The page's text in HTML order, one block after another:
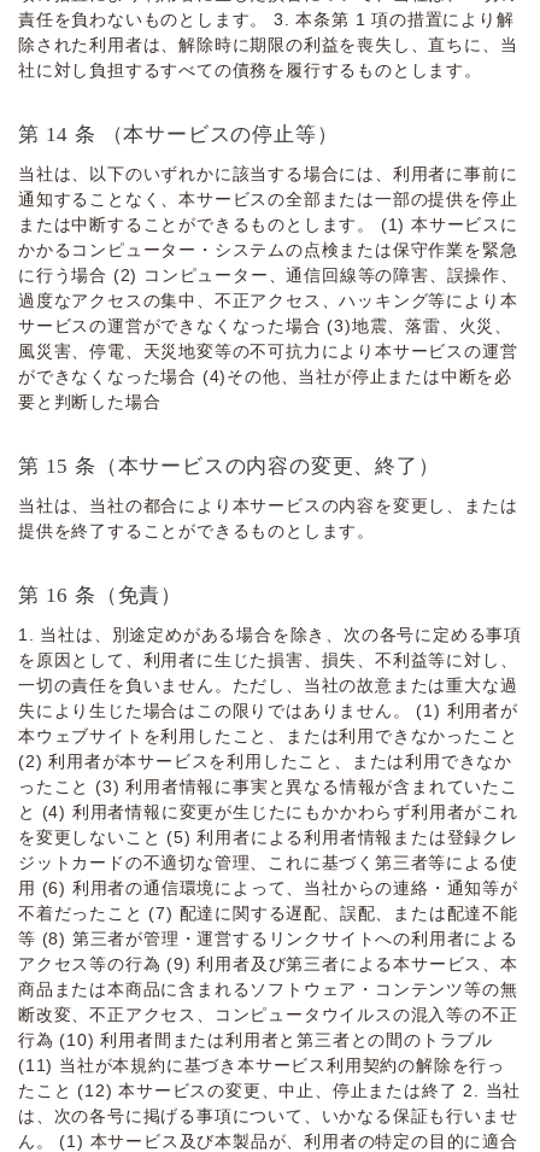
責任を負わないものとします。 3. 本条第 1 項の措置により解
除された利⽤者は、解除時に期限の利益を喪失し、直ちに、当
社に対し負担するすべての債務を履⾏するものとします。
第 14 条 （本サービスの停⽌等）
当社は、以下のいずれかに該当する場合には、利⽤者に事前に
通知することなく、本サービスの全部または⼀部の提供を停⽌
または中断することができるものとします。 (1) 本サービスに
かかるコンピューター・システムの点検または保守作業を緊急
に⾏う場合 (2) コンピューター、通信回線等の障害、誤操作、
過度なアクセスの集中、不正アクセス、ハッキング等により本
サービスの運営ができなくなった場合 (3)地震、落雷、⽕災、
⾵災害、停電、天災地変等の不可抗⼒により本サービスの運営
ができなくなった場合 (4)その他、当社が停⽌または中断を必
要と判断した場合
第 15 条（本サービスの内容の変更、終了）
当社は、当社の都合により本サービスの内容を変更し、または
提供を終了することができるものとします。
第 16 条（免責）
1. 当社は、別途定めがある場合を除き、次の各号に定める事項
を原因として、利⽤者に⽣じた損害、損失、不利益等に対し、
⼀切の責任を負いません。ただし、当社の故意または重⼤な過
失により⽣じた場合はこの限りではありません。 (1) 利⽤者が
本ウェブサイトを利⽤したこと、または利⽤できなかったこと
(2) 利⽤者が本サービスを利⽤したこと、または利⽤できなか
ったこと (3) 利⽤者情報に事実と異なる情報が含まれていたこ
と (4) 利⽤者情報に変更が⽣じたにもかかわらず利⽤者がこれ
を変更しないこと (5) 利⽤者による利⽤者情報または登録クレ
ジットカードの不適切な管理、これに基づく第三者等による使
⽤ (6) 利⽤者の通信環境によって、当社からの連絡・通知等が
不着だったこと (7) 配達に関する遅配、誤配、または配達不能
等 (8) 第三者が管理・運営するリンクサイトへの利⽤者による
アクセス等の⾏為 (9) 利⽤者及び第三者による本サービス、本
商品または本商品に含まれるソフトウェア・コンテンツ等の無
断改変、不正アクセス、コンピュータウイルスの混⼊等の不正
⾏為 (10) 利⽤者間または利⽤者と第三者との間のトラブル
(11) 当社が本規約に基づき本サービス利⽤契約の解除を⾏っ
たこと (12) 本サービスの変更、中⽌、停⽌または終了 2. 当社
は、次の各号に掲げる事項について、いかなる保証も⾏いませ
ん。 (1) 本サービス及び本製品が、利⽤者の特定の⽬的に適合